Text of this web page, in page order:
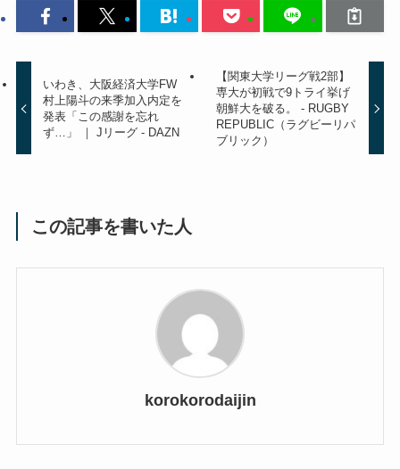
いわき、大阪経済大学FW
村上陽斗の来季加入内定を
発表「この感謝を忘れ
ず…」 ｜ Jリーグ - DAZN
【関東大学リーグ戦2部】
専大が初戦で9トライ挙げ
朝鮮大を破る。 - RUGBY
REPUBLIC（ラグビーリパ
ブリック）
この記事を書いた人
korokorodaijin